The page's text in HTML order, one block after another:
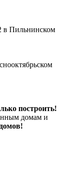
в Пильнинском
построить!
домам и